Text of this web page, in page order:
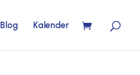
Blog Kalender